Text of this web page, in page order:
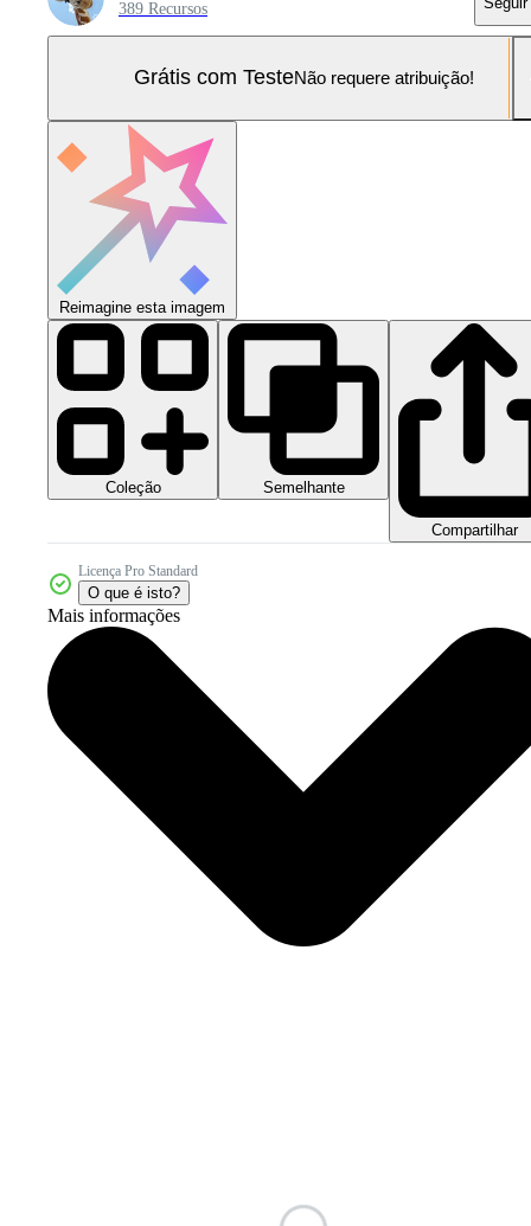
389 Recursos
Grátis com TesteNão requere atribuição!
Reimagine esta imagem
Coleção Semelhante
Compartilhar
Licença Pro Standard
O que é isto?
Mais informações